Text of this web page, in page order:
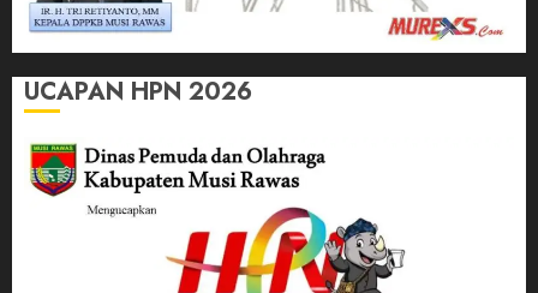
UCAPAN HPN 2026